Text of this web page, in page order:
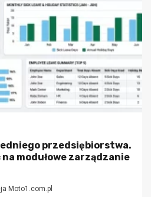
przedsiębiorstwa.
modułowe zarządzanie
Moto1.com.pl